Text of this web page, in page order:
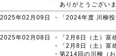
ありがとうございま
2025年02月09日
・「2024年度 川柳
2025年02月08日
・「2月8日（土）富
・「2月8日（土）富
・第214回の川柳（